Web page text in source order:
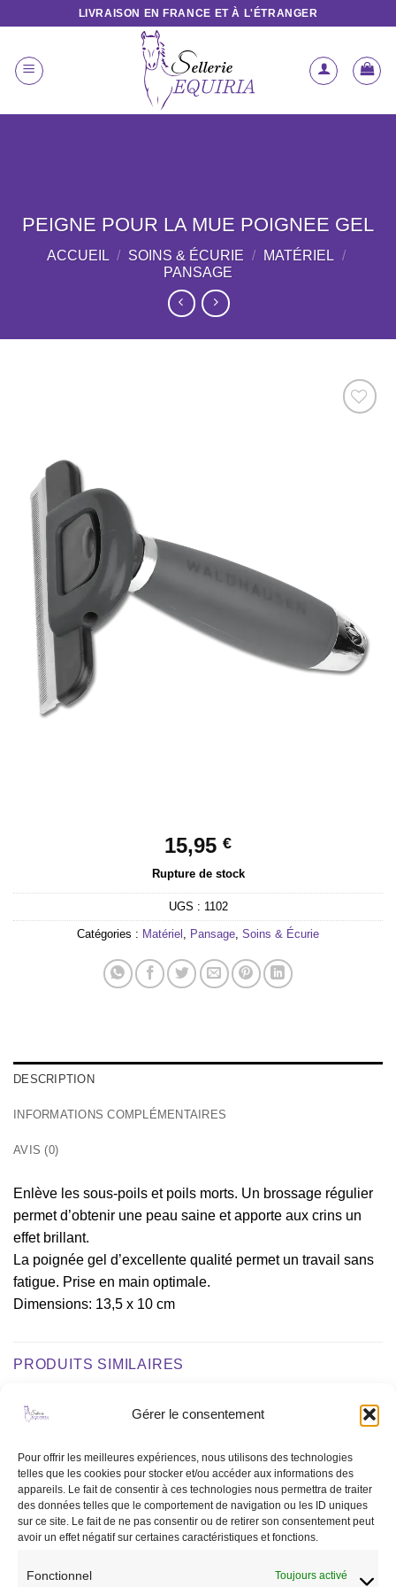
Gérer le consentement
Pour offrir les meilleures expériences, nous utilisons des technologies
telles que les cookies pour stocker et/ou accéder aux informations des
appareils. Le fait de consentir à ces technologies nous permettra de traiter
des données telles que le comportement de navigation ou les ID uniques
sur ce site. Le fait de ne pas consentir ou de retirer son consentement peut
avoir un effet négatif sur certaines caractéristiques et fonctions.
Fonctionnel Toujours activé
contenu
LIVRAISON EN FRANCE ET À L'ÉTRANGER
PEIGNE POUR LA MUE POIGNEE GEL
ACCUEIL / SOINS & ÉCURIE / MATÉRIEL /
PANSAGE
15,95 €
Rupture de stock
UGS : 1102
Catégories : Matériel , Pansage, Soins & Écurie
DESCRIPTION
INFORMATIONS COMPLÉMENTAIRES
AVIS (0)
Enlève les sous-poils et poils morts. Un brossage régulier
permet d’obtenir une peau saine et apporte aux crins un
effet brillant.
La poignée gel d’excellente qualité permet un travail sans
fatigue. Prise en main optimale.
Dimensions: 13,5 x 10 cm
PRODUITS SIMILAIRES
à la liste
de
souhaits
de
souhaits